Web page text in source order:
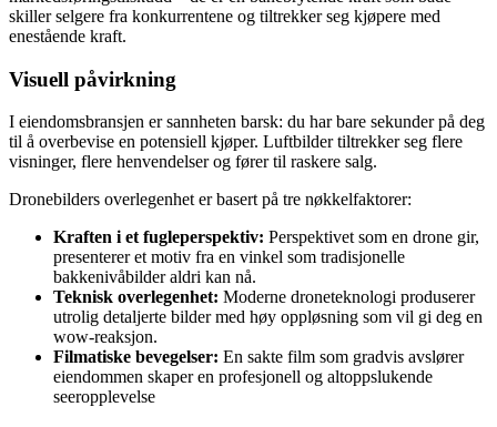
skiller selgere fra konkurrentene og tiltrekker seg kjøpere med
enestående kraft.
Visuell påvirkning
I eiendomsbransjen er sannheten barsk: du har bare sekunder på deg
til å overbevise en potensiell kjøper. Luftbilder tiltrekker seg flere
visninger, flere henvendelser og fører til raskere salg.
Dronebilders overlegenhet er basert på tre nøkkelfaktorer:
Kraften i et fugleperspektiv: Perspektivet som en drone gir,
presenterer et motiv fra en vinkel som tradisjonelle
bakkenivåbilder aldri kan nå.
Teknisk overlegenhet: Moderne droneteknologi produserer
utrolig detaljerte bilder med høy oppløsning som vil gi deg en
wow-reaksjon.
Filmatiske bevegelser: En sakte film som gradvis avslører
eiendommen skaper en profesjonell og altoppslukende
seeropplevelse